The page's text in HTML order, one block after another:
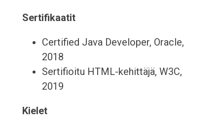
Sertifikaatit
Certified Java Developer, Oracle,
2018
Sertifioitu HTML-kehittäjä, W3C,
2019
Kielet